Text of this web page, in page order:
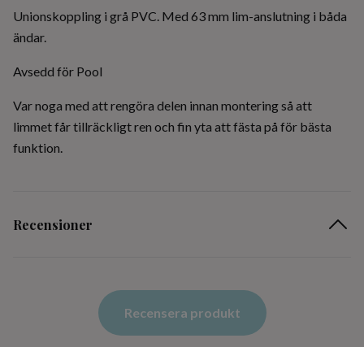
Unionskoppling i grå PVC. Med 63 mm lim-anslutning i båda
ändar.
Avsedd för Pool
Var noga med att rengöra delen innan montering så att
limmet får tillräckligt ren och fin yta att fästa på för bästa
funktion.
Recensioner
Recensera produkt